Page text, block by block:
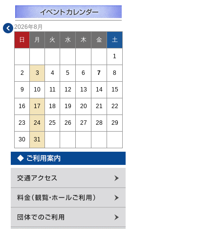
2026年8月
日 月 火 水 木 金 土
1
2 3 4 5 6 7 8
9 10 11 12 13 14 15
16 17 18 19 20 21 22
23 24 25 26 27 28 29
30 31